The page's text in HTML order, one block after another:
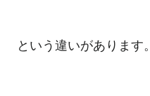
という違いがあります。